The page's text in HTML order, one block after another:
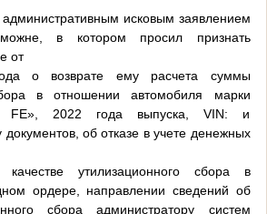
административным исковым заявлением
в котором просил признать
от
о возврате ему расчета суммы
в отношении автомобиля марки
FE», 2022 года выпуска, VIN: и
об отказе в учете денежных
утилизационного сбора в
ордере, направлении сведений об
сбора администратору систем